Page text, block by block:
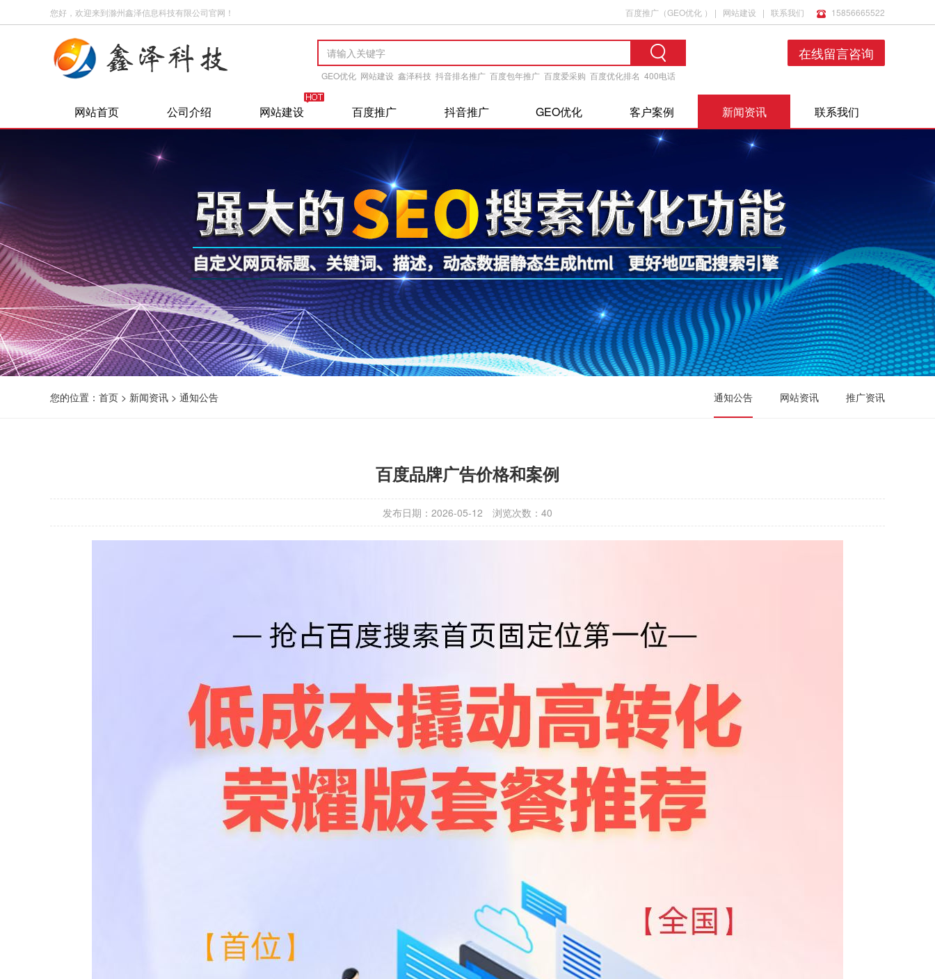
您好，欢迎来到滁州鑫泽信息科技有限公司官网！ 百度推广 （GEO优化 ） | 网站建设 | 联系我们 15856665522
在线留言咨询
GEO优化 网站建设 鑫泽科技 抖音排名推广 百度包年推广 百度爱采购 百度优化排名 400电话
网站首页 公司介绍 网站建设 百度推广 抖音推广 GEO优化 客户案例 新闻资讯 联系我们
您的位置： 首页 > 新闻资讯 > 通知公告 通知公告 网站资讯 推广资讯
百度品牌广告价格和案例
发布日期：2026-05-12 浏览次数： 40